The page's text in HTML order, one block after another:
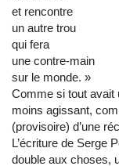
et rencontre
un autre trou
qui fera
une contre-main
sur le monde. »
Comme si tout avait
moins agissant,
(provisoire) d’une
L’écriture de Serge
double aux choses,